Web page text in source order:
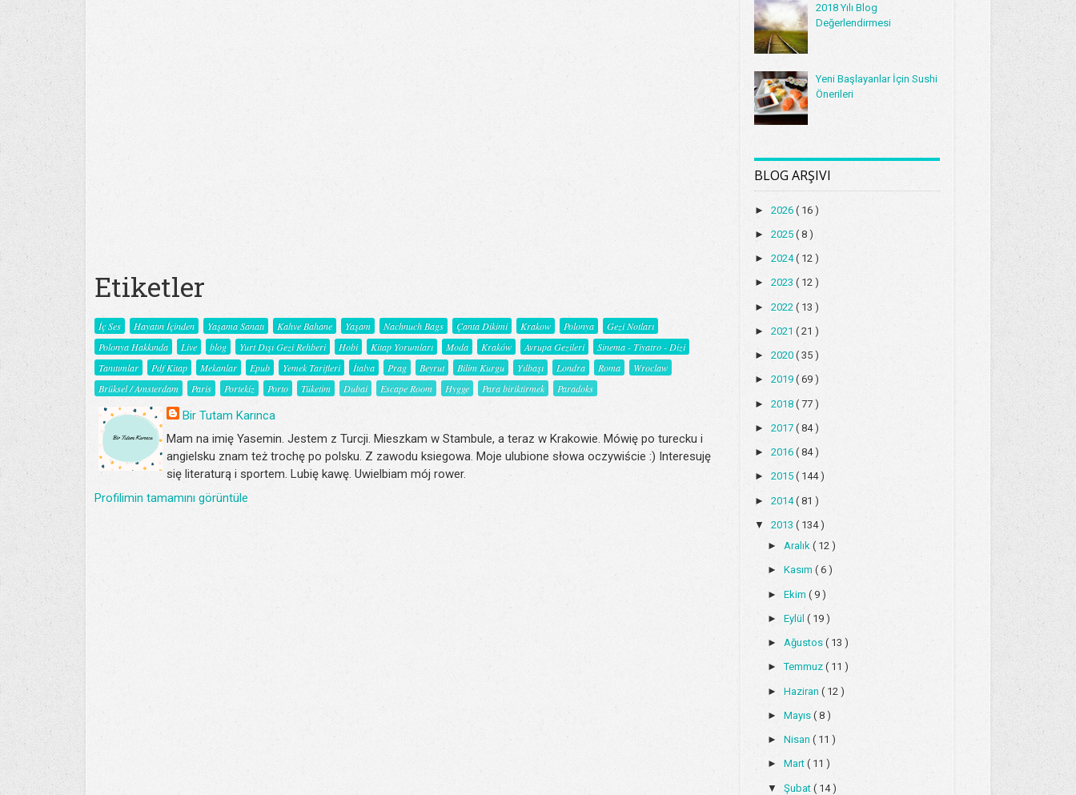
Etiketler
İç Ses Hayatın İçinden Yaşama Sanatı Kahve Bahane Yaşam Nachnuch Bags Çanta Dikimi Krakow Polonya
Gezi Notları
Polonya Hakkında
Live blog Yurt Dışı Gezi Rehberi Hobi Kitap Yorumları Moda Kraków Avrupa Gezileri
Sinema - Tiyatro - Dizi
Tanıtımlar
Pdf Kitap Mekanlar Epub Yemek Tarifleri İtalya Prag Beyrut Bilim Kurgu Yılbaşı Londra Roma
Wroclaw
Brüksel / Amsterdam
Paris Portekiz Porto Tüketim Dubai Escape Room Hygge Para biriktirmek Paradoks
Bir Tutam Karınca
Mam na imię Yasemin. Jestem z Turcji. Mieszkam w Stambule, a teraz w Krakowie. Mówię po turecku i
angielsku znam też trochę po polsku. Z zawodu ksiegowa. Moje ulubione słowa oczywiście :) Interesuję
się literaturą i sportem. Lubię kawę. Uwielbiam mój rower.
Profilimin tamamını görüntüle
2018 Yılı Blog
Değerlendirmesi
Yeni Başlayanlar İçin Sushi
Önerileri
BLOG ARŞIVI
►2026( 16 )
►2025( 8 )
►2024( 12 )
►2023( 12 )
►2022( 13 )
►2021( 21 )
►2020( 35 )
►2019( 69 )
►2018( 77 )
►2017( 84 )
►2016( 84 )
►2015( 144 )
►2014( 81 )
▼2013( 134 )
► Aralık ( 12 )
► Kasım ( 6 )
► Ekim ( 9 )
► Eylül ( 19 )
► Ağustos ( 13 )
►Temmuz ( 11 )
► Haziran ( 12 )
► Mayıs ( 8 )
► Nisan ( 11 )
► Mart ( 11 )
▼ Şubat ( 14 )